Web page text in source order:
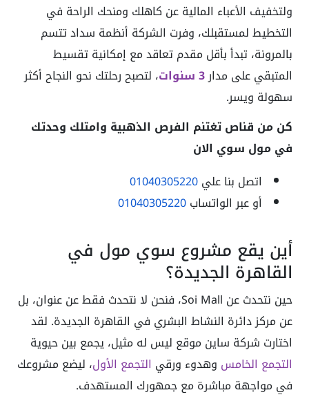
ولتخفيف الأعباء المالية عن كاهلك ومنحك الراحة في
التخطيط لمستقبلك، وفرت الشركة أنظمة سداد تتسم
بالمرونة، تبدأ بأقل مقدم تعاقد مع إمكانية تقسيط
المتبقي على مدار3 سنوات
، لتصبح رحلتك نحو النجاح أكثر
سهولة ويسر.
كن من قناص تغتنم الفرص الذهبية وامتلك وحدتك
في مول سوي الان
اتصل بنا علي01040305220
أو عبر الواتساب01040305220
أين يقع مشروع سوي مول في
القاهرة الجديدة؟
حين نتحدث عن Soi Mall، فنحن لا نتحدث فقط عن عنوان، بل
عن مركز دائرة النشاط البشري في القاهرة الجديدة. لقد
اختارت شركة ساين موقع ليس له مثيل، يجمع بين حيوية
التجمع الخامس وهدوء ورقي التجمع الأول، ليضع مشروعك
في مواجهة مباشرة مع جمهورك المستهدف.